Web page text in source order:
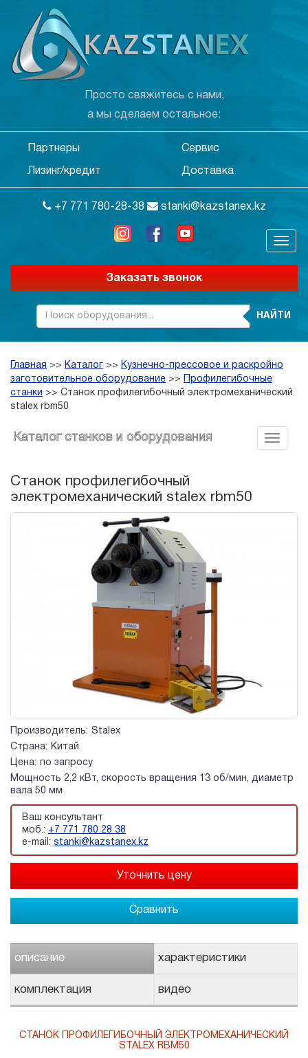
Просто свяжитесь с нами,
а мы сделаем остальное:
Партнеры Сервис
Лизинг/кредит Доставка
+7 771 780-28-38 stanki@kazstanex.kz
Заказать звонок
НАЙТИ
Главная >> Каталог >> Кузнечно-прессовое и раскройно
заготовительное оборудование >>
Профилегибочные
станки >> Станок профилегибочный электромеханический
stalex rbm50
Каталог станков и оборудования
Станок профилегибочный
электромеханический stalex rbm50
Производитель: Stalex
Страна:
Китай
Цена:
по запросу
Мощность 2,2 кВт, скорость вращения 13 об/мин, диаметр
вала 50 мм
Ваш консультант
моб.: +7 771 780 28 38
e-mail: stanki@kazstanex.kz
Сравнить
описание характеристики
комплектация видео
СТАНОК ПРОФИЛЕГИБОЧНЫЙ ЭЛЕКТРОМЕХАНИЧЕСКИЙ
STALEX RBM50